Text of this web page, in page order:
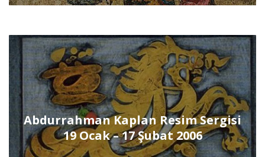
Abdurrahman Kaplan Resim Sergisi
19 Ocak – 17 Şubat 2006